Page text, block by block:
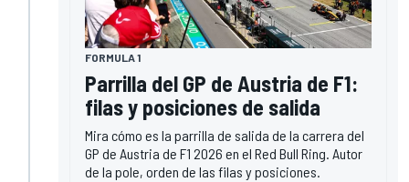
FORMULA 1
Parrilla del GP de Austria de F1:
filas y posiciones de salida
Mira cómo es la parrilla de salida de la carrera del
GP de Austria de F1 2026 en el Red Bull Ring. Autor
de la pole, orden de las filas y posiciones.